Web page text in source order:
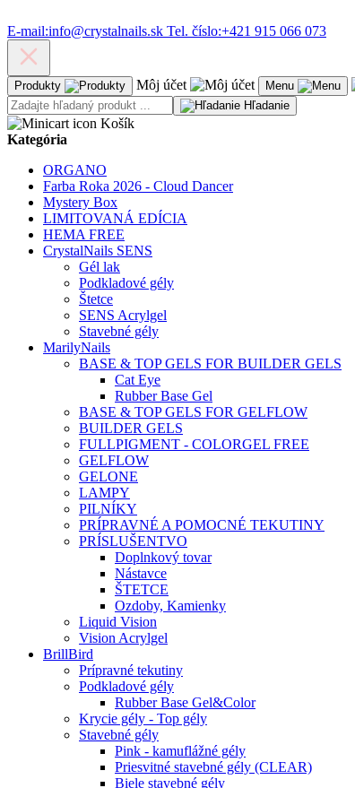
E-mail:info@crystalnails.sk Tel. číslo:+421 915 066 073
Produkty Môj účet Menu
Hľadanie
Košík
Kategória
ORGANO
Farba Roka 2026 - Cloud Dancer
Mystery Box
LIMITOVANÁ EDÍCIA
HEMA FREE
CrystalNails SENS
Gél lak
Podkladové gély
Štetce
SENS Acrylgel
Stavebné gély
MarilyNails
BASE & TOP GELS FOR BUILDER GELS
Cat Eye
Rubber Base Gel
BASE & TOP GELS FOR GELFLOW
BUILDER GELS
FULLPIGMENT - COLORGEL FREE
GELFLOW
GELONE
LAMPY
PILNÍKY
PRÍPRAVNÉ A POMOCNÉ TEKUTINY
PRÍSLUŠENTVO
Doplnkový tovar
Nástavce
ŠTETCE
Ozdoby, Kamienky
Liquid Vision
Vision Acrylgel
BrillBird
Prípravné tekutiny
Podkladové gély
Rubber Base Gel&Color
Krycie gély - Top gély
Stavebné gély
Pink - kamuflážné gély
Priesvitné stavebné gély (CLEAR)
Biele stavebné gély